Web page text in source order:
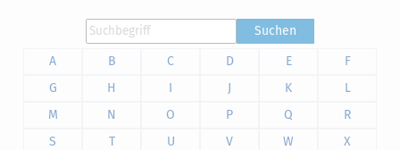
Suchen
A
B C D E
F
G
H I J K
L
M
N O P Q
R
S
T U V W
X